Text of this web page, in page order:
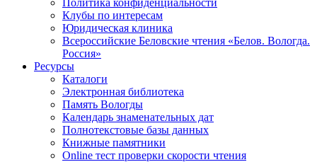
Политика конфиденциальности
Клубы по интересам
Юридическая клиника
Всероссийские Беловские чтения «Белов. Вологда.
Россия»
Ресурсы
Каталоги
Электронная библиотека
Память Вологды
Календарь знаменательных дат
Полнотекстовые базы данных
Книжные памятники
Online тест проверки скорости чтения